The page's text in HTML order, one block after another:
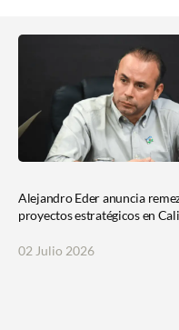
Alejandro Eder anuncia
proyectos estratégicos en Cali
02 Julio 2026